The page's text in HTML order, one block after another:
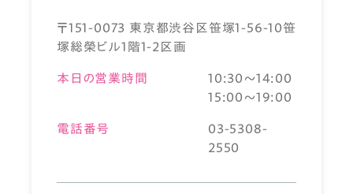
〒151-0073 東京都渋谷区笹塚1-56-10笹
塚総榮ビル1階1-2区画
本日の営業時間
10:30～14:00
15:00～19:00
電話番号
03-5308-
2550